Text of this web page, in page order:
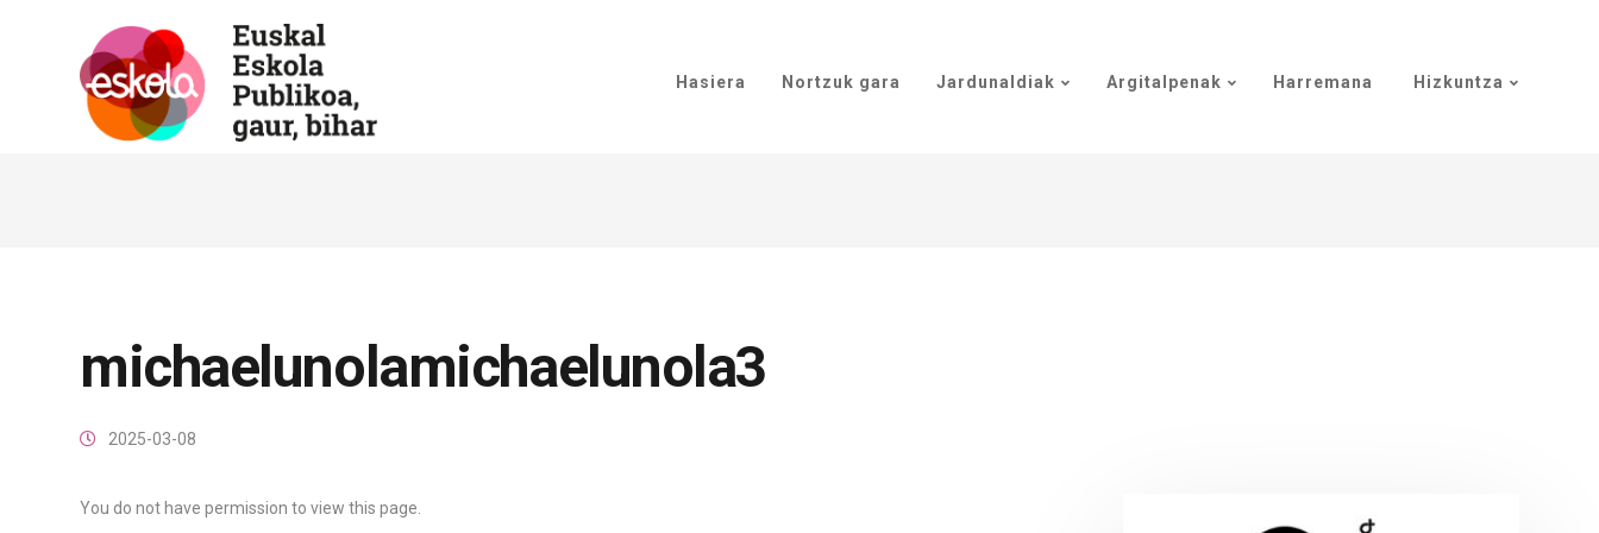
Hasiera Nortzuk gara Jardunaldiak Argitalpenak Harremana Hizkuntza
michaelunolamichaelunola3
2025-03-08
You do not have permission to view this page.